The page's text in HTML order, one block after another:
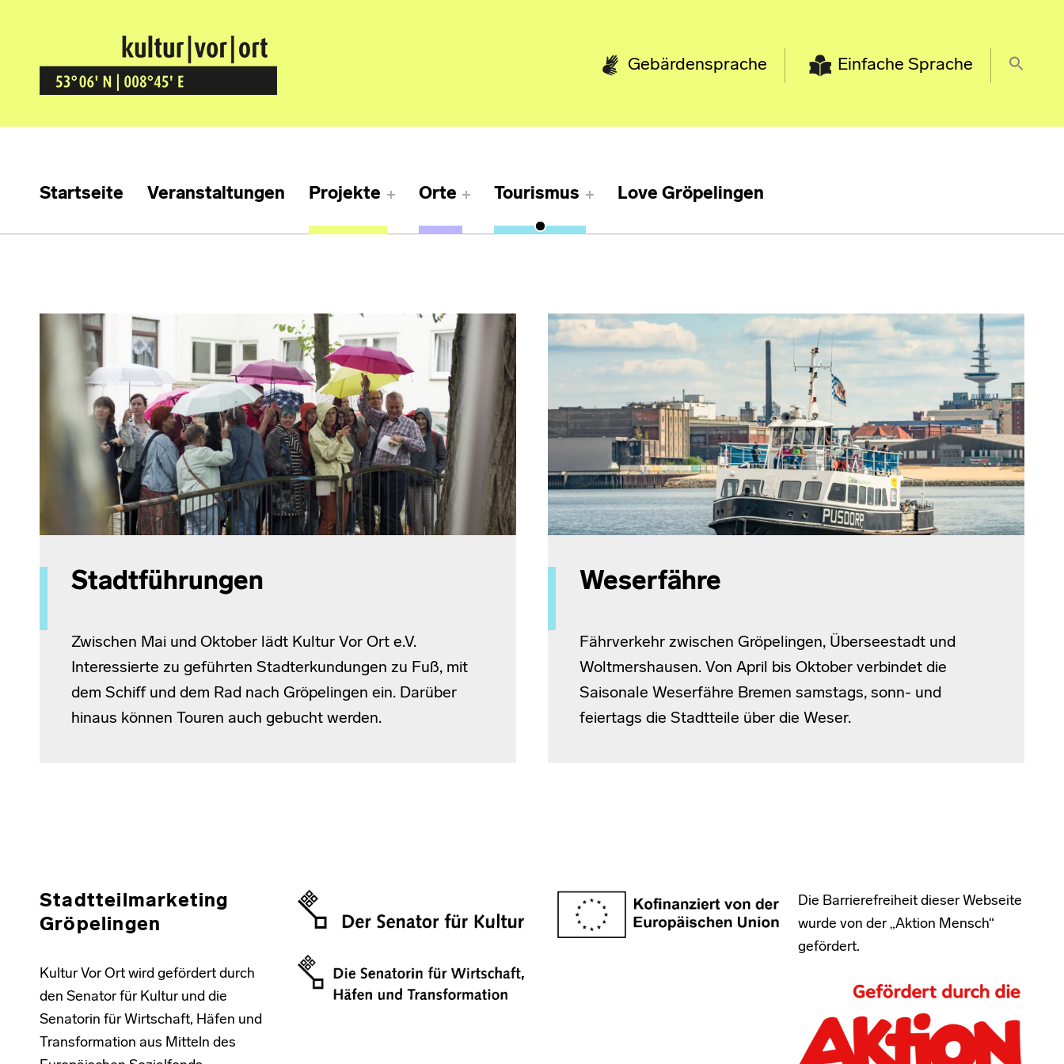
Kultur Vor Ort
BREMEN GRÖPELINGEN Gebärdensprache Einfache Sprache
Startseite Veranstaltungen Projekte Orte Tourismus Love Gröpelingen
Stadtführungen
Zwischen Mai und Oktober lädt Kultur Vor Ort e.V.
Interessierte zu geführten Stadterkundungen zu Fuß, mit
dem Schiff und dem Rad nach Gröpelingen ein. Darüber
hinaus können Touren auch gebucht werden.
Weserfähre
Fährverkehr zwischen Gröpelingen, Überseestadt und
Woltmershausen. Von April bis Oktober verbindet die
Saisonale Weserfähre Bremen samstags, sonn- und
feiertags die Stadtteile über die Weser.
Stadtteilmarketing
Gröpelingen
Kultur Vor Ort wird gefördert durch
den Senator für Kultur und die
Senatorin für Wirtschaft, Häfen und
Transformation aus Mitteln des
Die Barrierefreiheit dieser Webseite
wurde von der „Aktion Mensch“
gefördert.